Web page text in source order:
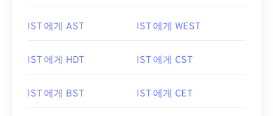
IST 에게 AST IST 에게 WEST
IST 에게 HDT IST 에게 CST
IST 에게 BST IST 에게 CET